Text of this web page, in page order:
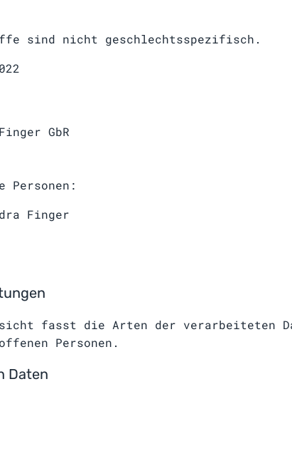
sind nicht geschlechtsspezifisch.
GbR
Personen:
Finger
fasst die Arten der verarbeiteten
Personen.
Daten